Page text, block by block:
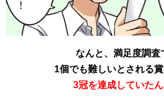
なんと、満足度調査
1個でも難しいとされる賞
3冠を達成していたん